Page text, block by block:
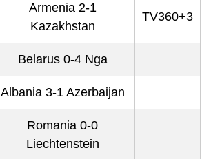
Armenia 2-1
Kazakhstan
TV360+3
Belarus 0-4 Nga
Albania 3-1 Azerbaijan
Romania 0-0
Liechtenstein